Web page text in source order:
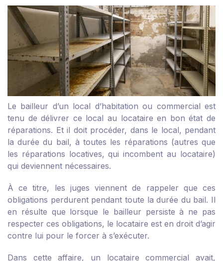
Le bailleur d’un local d’habitation ou commercial est
tenu de délivrer ce local au locataire en bon état de
réparations. Et il doit procéder, dans le local, pendant
la durée du bail, à toutes les réparations (autres que
les réparations locatives, qui incombent au locataire)
qui deviennent nécessaires.
À ce titre, les juges viennent de rappeler que ces
obligations perdurent pendant toute la durée du bail. Il
en résulte que lorsque le bailleur persiste à ne pas
respecter ces obligations, le locataire est en droit d’agir
contre lui pour le forcer à s’exécuter.
Dans cette affaire, un locataire commercial avait,